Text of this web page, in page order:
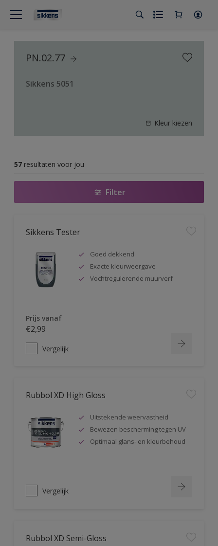
PN.02.77
Sikkens 5051
Kleur kiezen
57 resultaten voor jou
Filter
Sikkens Tester
Goed dekkend
Exacte kleurweergave
Vochtregulerende muurverf
Prijs vanaf
€2,99
Vergelijk
Rubbol XD High Gloss
Uitstekende weervastheid
Bewezen bescherming tegen UV
Optimaal glans- en kleurbehoud
Vergelijk
Rubbol XD Semi-Gloss